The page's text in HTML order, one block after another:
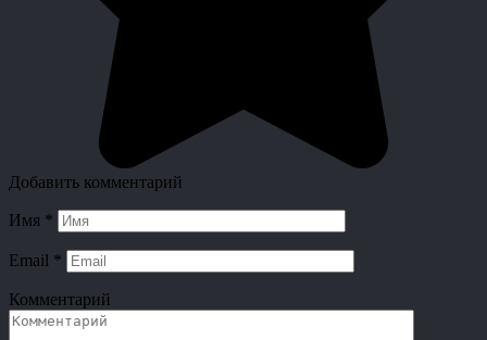
Добавить комментарий
Имя *
Email *
Комментарий